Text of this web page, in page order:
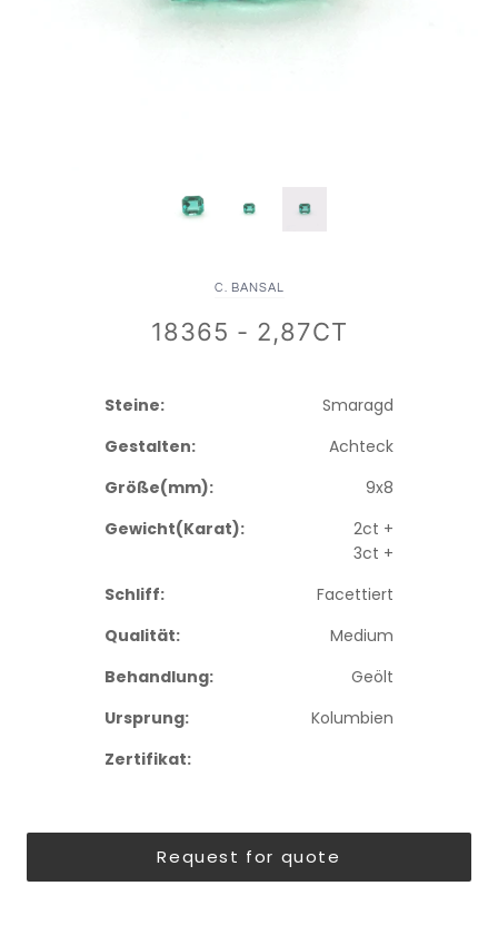
C. BANSAL
18365 - 2,87CT
Steine:
Smaragd
Gestalten:
Achteck
Größe(mm):
9x8
Gewicht(Karat):
2ct +
3ct +
Schliff:
Facettiert
Qualität:
Medium
Behandlung:
Geölt
Ursprung:
Kolumbien
Zertifikat:
Request for quote